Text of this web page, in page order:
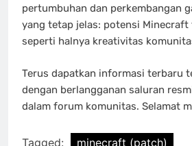
pertumbuhan dan perkembangan
yang tetap jelas: potensi
seperti halnya kreativitas
Terus dapatkan informasi terbaru
dengan berlangganan saluran
dalam forum komunitas. Selamat
Tagged: minecraft (patch)